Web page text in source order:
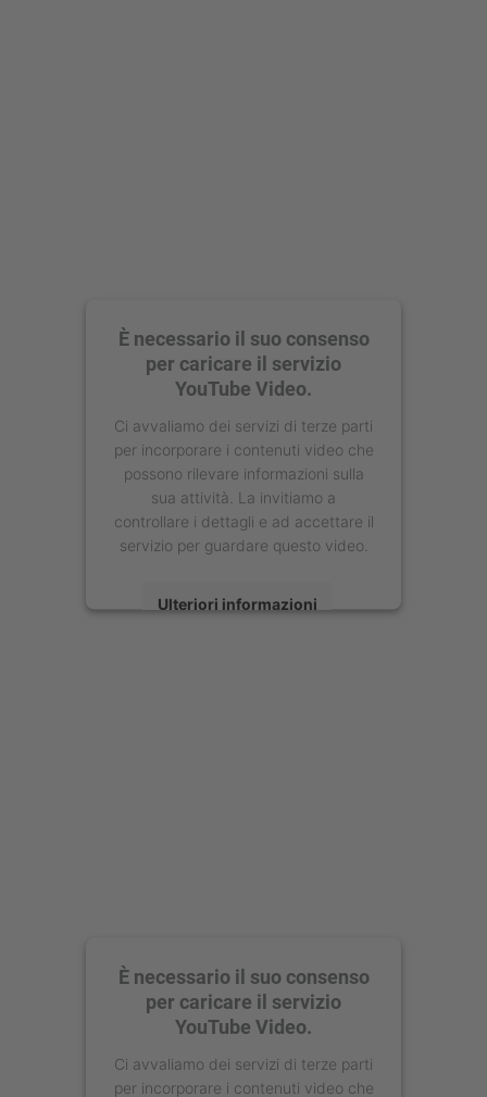
È necessario il suo consenso
per caricare il servizio
YouTube Video.
Ci avvaliamo dei servizi di terze parti
per incorporare i contenuti video che
possono rilevare informazioni sulla
sua attività. La invitiamo a
controllare i dettagli e ad accettare il
servizio per guardare questo video.
Ulteriori informazioni
È necessario il suo consenso
per caricare il servizio
YouTube Video.
Ci avvaliamo dei servizi di terze parti
per incorporare i contenuti video che